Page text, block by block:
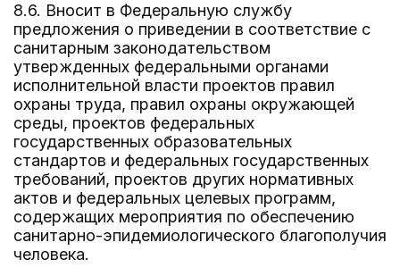
8.6. Вносит в Федеральную службу
предложения о приведении в соответствие с
санитарным законодательством
утвержденных федеральными органами
исполнительной власти проектов правил
охраны труда, правил охраны окружающей
среды, проектов федеральных
государственных образовательных
стандартов и федеральных государственных
требований, проектов других нормативных
актов и федеральных целевых программ,
содержащих мероприятия по обеспечению
санитарно-эпидемиологического благополучия
человека.